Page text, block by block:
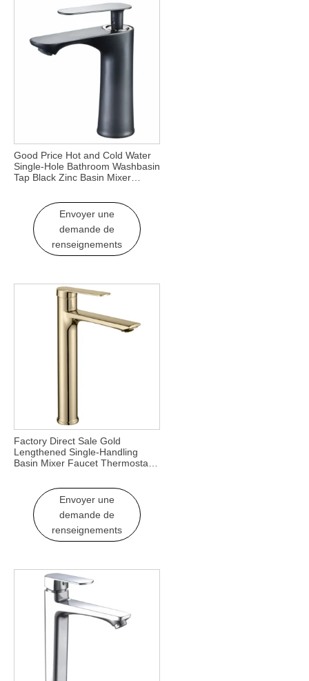
Good Price Hot and Cold Water
Single-Hole Bathroom Washbasin
Tap Black Zinc Basin Mixer
Envoyer une
demande de
renseignements
Factory Direct Sale Gold
Lengthened Single-Handling
Basin Mixer Faucet Thermostatic
Envoyer une
demande de
renseignements